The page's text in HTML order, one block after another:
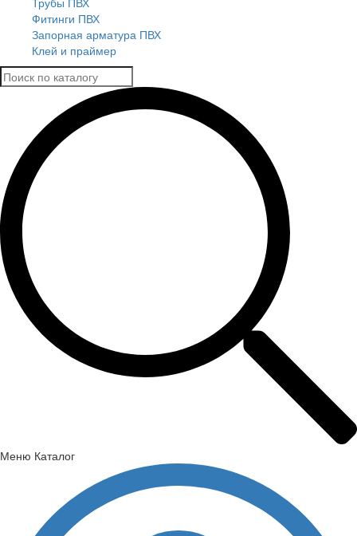
Фитинги ПВХ
Запорная арматура ПВХ
Клей и праймер
Меню Каталог